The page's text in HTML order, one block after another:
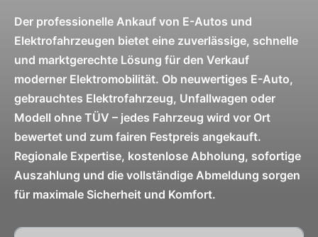
Der professionelle Ankauf von E-Autos und
Elektrofahrzeugen bietet eine zuverlässige, schnelle
und marktgerechte Lösung für den Verkauf
moderner Elektromobilität. Ob neuwertiges E-Auto,
gebrauchtes Elektrofahrzeug, Unfallwagen oder
Modell ohne TÜV – jedes Fahrzeug wird vor Ort
bewertet und zum fairen Festpreis angekauft.
Regionale Expertise, kostenlose Abholung, sofortige
Auszahlung und die vollständige Abmeldung sorgen
für maximale Sicherheit und Komfort.